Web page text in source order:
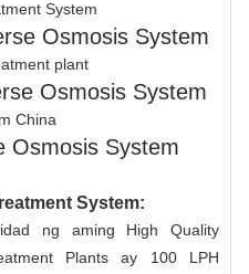
Osmosis System
Osmosis System
Osmosis System
System:
ng aming High Quality
Plants ay 100 LPH